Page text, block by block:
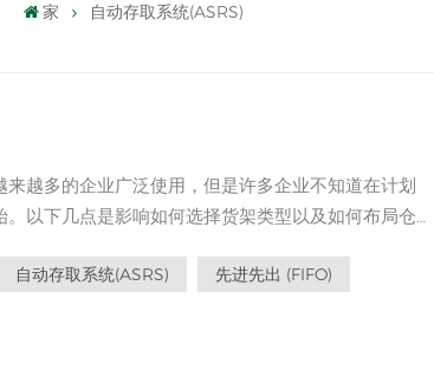
家 自动存取系统(ASRS)
越多的企业广泛使用，但是许多企业不知道在计划
。以下几点是影响如何选择货架类型以及如何布局仓
架的高度；（2）建筑物梁和支柱的位置将影响货架
自动存取系统(ASRS) 先进先出 (FIFO)